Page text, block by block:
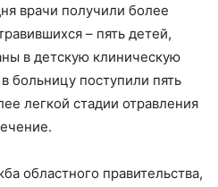
врачи получили более
– пять детей,
в детскую клиническую
больницу поступили пять
легкой стадии отравления
областного правительства,